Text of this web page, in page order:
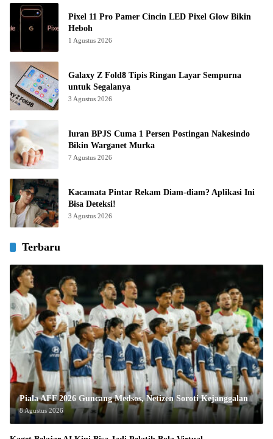
Pixel 11 Pro Pamer Cincin LED Pixel Glow Bikin
Heboh
1 Agustus 2026
Galaxy Z Fold8 Tipis Ringan Layar Sempurna
untuk Segalanya
3 Agustus 2026
Iuran BPJS Cuma 1 Persen Postingan Nakesindo
Bikin Warganet Murka
7 Agustus 2026
Kacamata Pintar Rekam Diam-diam? Aplikasi Ini
Bisa Deteksi!
3 Agustus 2026
Terbaru
Piala AFF 2026 Guncang Medsos, Netizen Soroti Kejanggalan
8 Agustus 2026